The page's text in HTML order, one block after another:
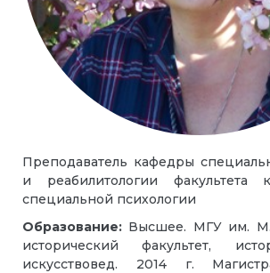
Преподаватель кафедры
и реабилитологии факультета
специальной психологии
Образование: Высшее. МГУ им.
исторический факультет,
искусствовед. 2014 г.